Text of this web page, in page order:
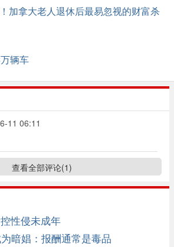
加拿大老人退休后最易忽视的财富杀
辆车
11 06:11
查看全部评论(1)
性侵未成年
暗娼：报酬通常是毒品